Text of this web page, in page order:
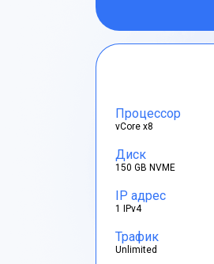
Процессор
vCore x8
Диск
150 GB NVME
IP адрес
1 IPv4
Трафик
Unlimited